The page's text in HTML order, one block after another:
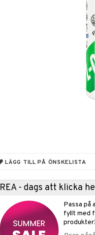
LÄGG TILL PÅ ÖNSKELISTA
REA - dags att klicka
Passa på
fyllt med
produkter!